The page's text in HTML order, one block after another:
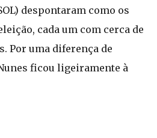
despontaram como os
cada um com cerca de
Por uma diferença de
ficou ligeiramente à